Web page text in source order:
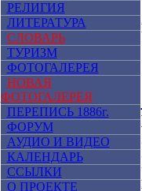
РЕЛИГИЯ
ЛИТЕРАТУРА
СЛОВАРЬ
ТУРИЗМ
ФОТОГАЛЕРЕЯ
НОВАЯ
ФОТОГАЛЕРЕЯ
ПЕРЕПИСЬ 1886г.
ФОРУМ
АУДИО И ВИДЕО
КАЛЕНДАРЬ
ССЫЛКИ
О ПРОЕКТЕ